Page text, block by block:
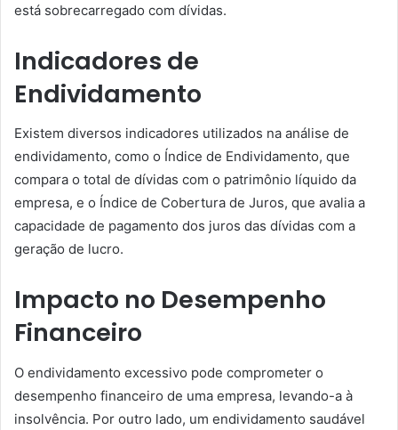
está sobrecarregado com dívidas.
Indicadores de
Endividamento
Existem diversos indicadores utilizados na análise de
endividamento, como o Índice de Endividamento, que
compara o total de dívidas com o patrimônio líquido da
empresa, e o Índice de Cobertura de Juros, que avalia a
capacidade de pagamento dos juros das dívidas com a
geração de lucro.
Impacto no Desempenho
Financeiro
O endividamento excessivo pode comprometer o
desempenho financeiro de uma empresa, levando-a à
insolvência. Por outro lado, um endividamento saudável